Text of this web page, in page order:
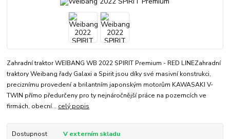
Zahradní traktor WEIBANG WB 2022 SPIRIT Premium - RED LINEZahradní
traktory Weibang řady Galaxi a Spirit jsou díky své masivní konstrukci,
preciznímu provedení a brilantním japonským motorům KAWASAKI V-
TWIN přímo předurčeny pro ty nejnáročnější práce na pozemcích ve
firmách, obecní... celý popis
Dostupnost
V externím skladu